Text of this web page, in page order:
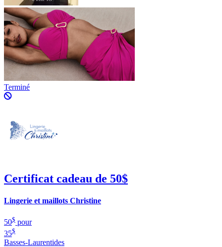
Terminé
Certificat cadeau de 50$
Lingerie et maillots Christine
50$ pour
35$
Basses-Laurentides